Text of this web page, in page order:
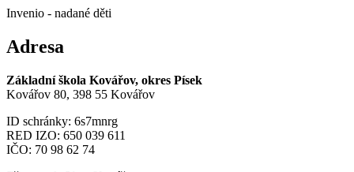
Invenio - nadané děti
Adresa
Základní škola Kovářov, okres Písek
Kovářov 80, 398 55 Kovářov
ID schránky: 6s7mnrg
RED IZO: 650 039 611
IČO: 70 98 62 74